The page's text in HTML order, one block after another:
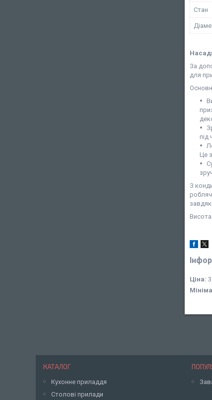
Стан
За
для
під
Це
З
Ціна:
КАТАЛОГ
Кухонне приладдя
Столові прилади